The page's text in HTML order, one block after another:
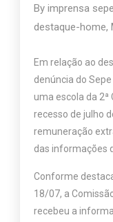
Byimprensa sepe
destaque-home,
Em relação ao
denúncia do
uma escola da 2ª
recesso de julho
remuneração
das informações
Conforme
18/07, a
recebeu a